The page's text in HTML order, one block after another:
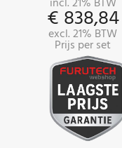
€ 838,84
excl. 21% BTW
Prijs per set